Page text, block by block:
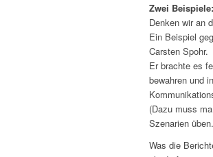
Zwei Beispiele:
Denken wir an
Ein Beispiel
Carsten Spohr.
Er brachte es
bewahren und
(Dazu muss
Szenarien
Was die